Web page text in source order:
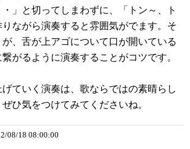
」と切ってしまわずに、「トン～、ト
ながら演奏すると雰囲気がでます。そ
、舌が上アゴについて口が開いている
がるように演奏することがコツです。
ていく演奏は、歌ならではの素晴らし
ひ気をつけてみてくださいね。
08/18 08:00:00